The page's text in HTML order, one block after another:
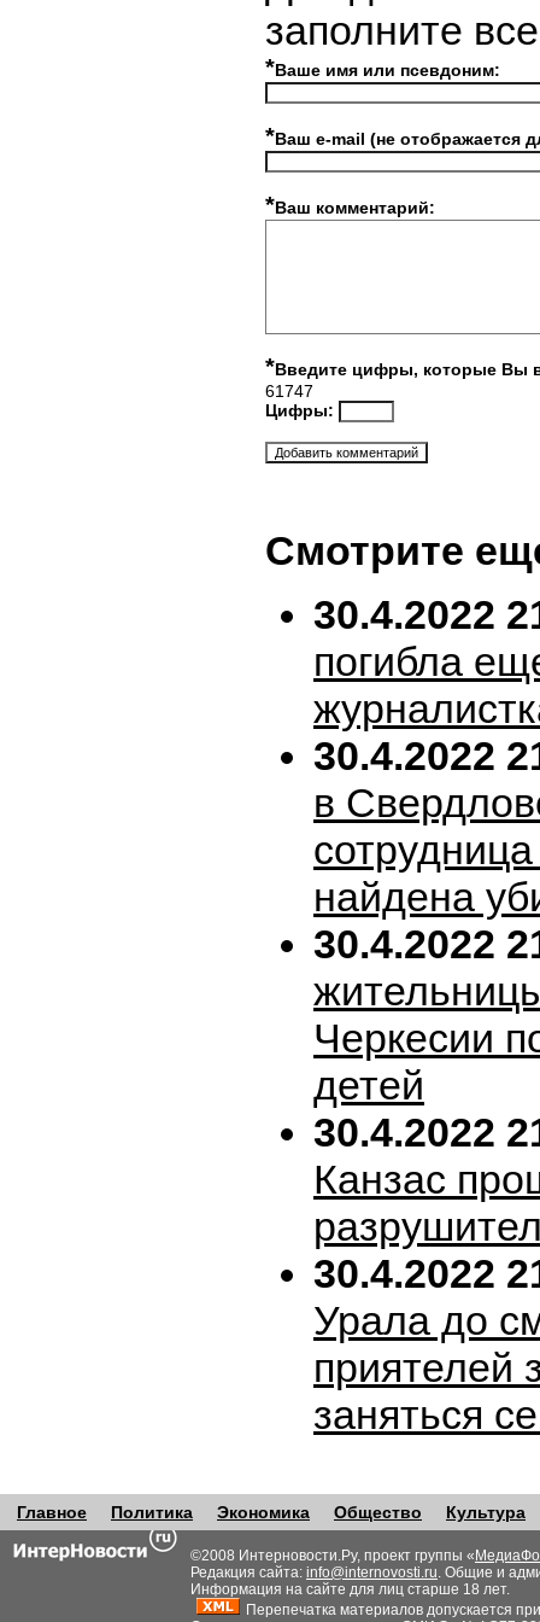
заполните
*Ваше имя или псевдоним:
*Ваш e-mail (не отображается
*Ваш комментарий:
*Введите цифры, которые Вы
61747
Цифры:
Смотрите
30.4.2022
погибла
30.4.2022
в
найдена
30.4.2022
Черкесии
детей
30.4.2022
Канзас
30.4.2022
Урала до
приятелей
заняться
Главное Политика Экономика Общество Культура
©2008 Интерновости.Ру, проект группы «
Редакция сайта: info@internovosti.ru. Общие и
Информация на сайте для лиц старше 18 лет.
Перепечатка материалов допускается